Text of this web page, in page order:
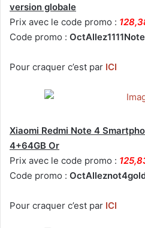
version globale
Prix avec le code promo :
Code promo :
Pour craquer c’est par ICI
Xiaomi Redmi Note 4
4+64GB Or
Prix avec le code promo :
Code promo :
Pour craquer c’est par ICI